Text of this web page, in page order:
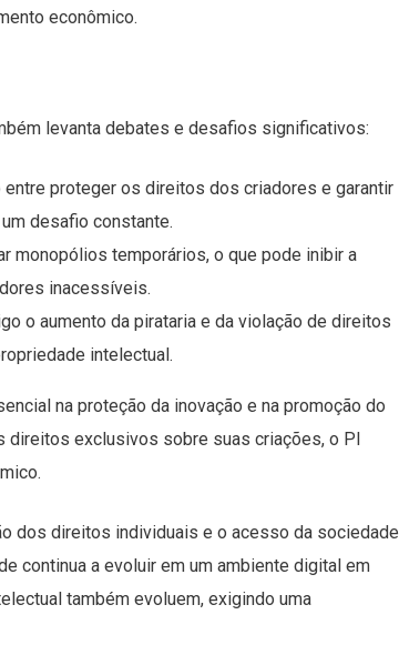
econômico.
levanta debates e desafios significativos:
entre proteger os direitos dos criadores e garantir
desafio constante.
monopólios temporários, o que pode inibir a
inacessíveis.
o aumento da pirataria e da violação de direitos
intelectual.
na proteção da inovação e na promoção do
direitos exclusivos sobre suas criações, o PI
dos direitos individuais e o acesso da sociedade
continua a evoluir em um ambiente digital em
também evoluem, exigindo uma